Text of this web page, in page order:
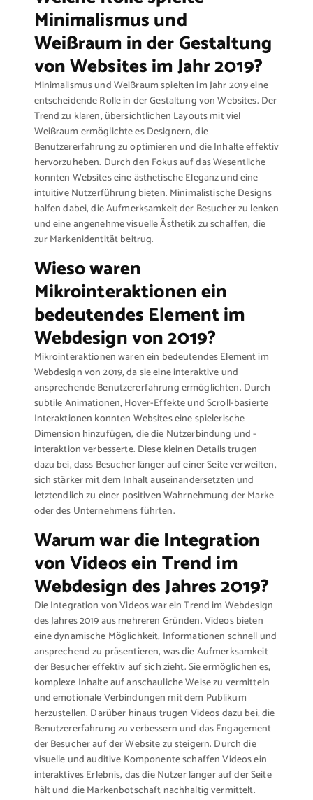
Minimalismus und
Weißraum in der Gestaltung
von Websites im Jahr 2019?
Minimalismus und Weißraum spielten im Jahr 2019 eine
entscheidende Rolle in der Gestaltung von Websites. Der
Trend zu klaren, übersichtlichen Layouts mit viel
Weißraum ermöglichte es Designern, die
Benutzererfahrung zu optimieren und die Inhalte effektiv
hervorzuheben. Durch den Fokus auf das Wesentliche
konnten Websites eine ästhetische Eleganz und eine
intuitive Nutzerführung bieten. Minimalistische Designs
halfen dabei, die Aufmerksamkeit der Besucher zu lenken
und eine angenehme visuelle Ästhetik zu schaffen, die
zur Markenidentität beitrug.
Wieso waren
Mikrointeraktionen ein
bedeutendes Element im
Webdesign von 2019?
Mikrointeraktionen waren ein bedeutendes Element im
Webdesign von 2019, da sie eine interaktive und
ansprechende Benutzererfahrung ermöglichten. Durch
subtile Animationen, Hover-Effekte und Scroll-basierte
Interaktionen konnten Websites eine spielerische
Dimension hinzufügen, die die Nutzerbindung und -
interaktion verbesserte. Diese kleinen Details trugen
dazu bei, dass Besucher länger auf einer Seite verweilten,
sich stärker mit dem Inhalt auseinandersetzten und
letztendlich zu einer positiven Wahrnehmung der Marke
oder des Unternehmens führten.
Warum war die Integration
von Videos ein Trend im
Webdesign des Jahres 2019?
Die Integration von Videos war ein Trend im Webdesign
des Jahres 2019 aus mehreren Gründen. Videos bieten
eine dynamische Möglichkeit, Informationen schnell und
ansprechend zu präsentieren, was die Aufmerksamkeit
der Besucher effektiv auf sich zieht. Sie ermöglichen es,
komplexe Inhalte auf anschauliche Weise zu vermitteln
und emotionale Verbindungen mit dem Publikum
herzustellen. Darüber hinaus trugen Videos dazu bei, die
Benutzererfahrung zu verbessern und das Engagement
der Besucher auf der Website zu steigern. Durch die
visuelle und auditive Komponente schaffen Videos ein
interaktives Erlebnis, das die Nutzer länger auf der Seite
hält und die Markenbotschaft nachhaltig vermittelt.